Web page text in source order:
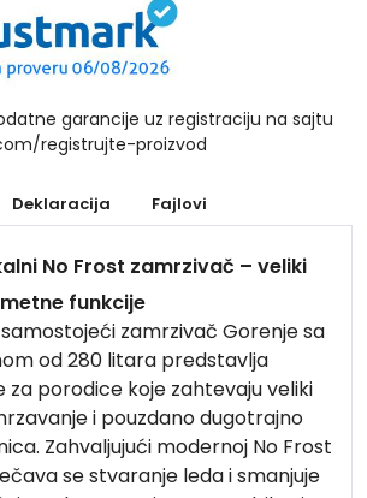
garancije uz registraciju na sajtu
registrujte-proizvod
Deklaracija Fajlovi
No Frost zamrzivač – veliki
funkcije
zamrzivač Gorenje sa
od 280 litara predstavlja
za porodice koje zahtevaju veliki
i pouzdano dugotrajno
Zahvaljujući modernoj No Frost
se stvaranje leda i smanjuje